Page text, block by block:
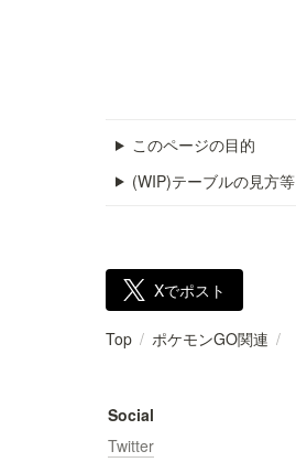
このページの目的
(WIP)テーブルの見方等
Xでポスト
Top / ポケモンGO関連 /
Social
Twitter